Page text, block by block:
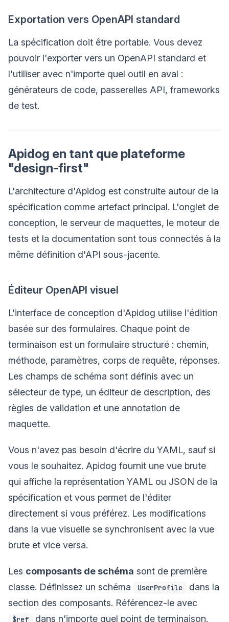
Exportation vers OpenAPI standard
La spécification doit être portable. Vous devez
pouvoir l'exporter vers un OpenAPI standard et
l'utiliser avec n'importe quel outil en aval :
générateurs de code, passerelles API, frameworks
de test.
Apidog en tant que plateforme
"design-first"
L'architecture d'Apidog est construite autour de la
spécification comme artefact principal. L'onglet de
conception, le serveur de maquettes, le moteur de
tests et la documentation sont tous connectés à la
même définition d'API sous-jacente.
Éditeur OpenAPI visuel
L'interface de conception d'Apidog utilise l'édition
basée sur des formulaires. Chaque point de
terminaison est un formulaire structuré : chemin,
méthode, paramètres, corps de requête, réponses.
Les champs de schéma sont définis avec un
sélecteur de type, un éditeur de description, des
règles de validation et une annotation de
maquette.
Vous n'avez pas besoin d'écrire du YAML, sauf si
vous le souhaitez. Apidog fournit une vue brute
qui affiche la représentation YAML ou JSON de la
spécification et vous permet de l'éditer
directement si vous préférez. Les modifications
dans la vue visuelle se synchronisent avec la vue
brute et vice versa.
Les composants de schéma sont de première
classe. Définissez un schéma
UserProfile
dans la
section des composants. Référencez-le avec
$ref dans n'importe quel point de terminaison.